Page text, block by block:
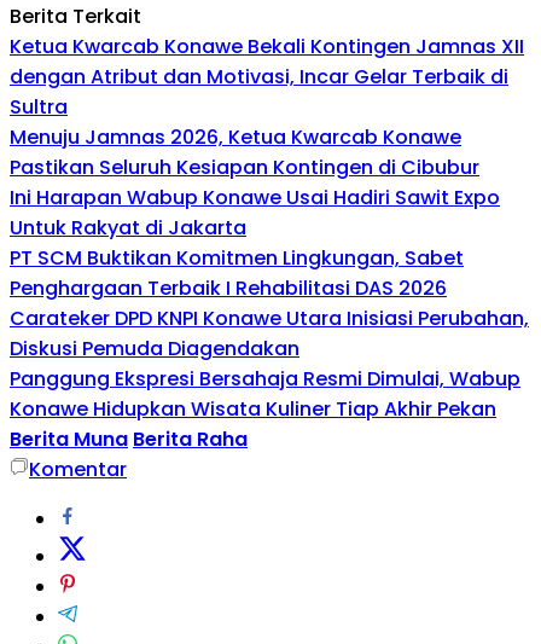
Berita Terkait
Ketua Kwarcab Konawe Bekali Kontingen Jamnas XII
dengan Atribut dan Motivasi, Incar Gelar Terbaik di
Sultra
Menuju Jamnas 2026, Ketua Kwarcab Konawe
Pastikan Seluruh Kesiapan Kontingen di Cibubur
Ini Harapan Wabup Konawe Usai Hadiri Sawit Expo
Untuk Rakyat di Jakarta
PT SCM Buktikan Komitmen Lingkungan, Sabet
Penghargaan Terbaik I Rehabilitasi DAS 2026
Carateker DPD KNPI Konawe Utara Inisiasi Perubahan,
Diskusi Pemuda Diagendakan
Panggung Ekspresi Bersahaja Resmi Dimulai, Wabup
Konawe Hidupkan Wisata Kuliner Tiap Akhir Pekan
Berita Muna Berita Raha
Komentar